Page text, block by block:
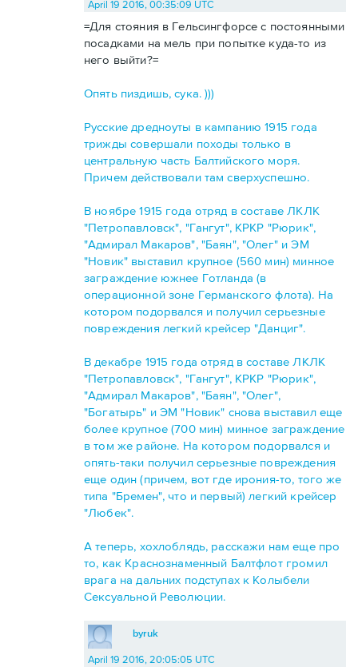
April 19 2016, 00:35:09 UTC
=Для стояния в Гельсингфорсе с постоянными
посадками на мель при попытке куда-то из
него выйти?=
Опять пиздишь, сука. )))
Русские дредноуты в кампанию 1915 года
трижды совершали походы только в
центральную часть Балтийского моря.
Причем действовали там сверхуспешно.
В ноябре 1915 года отряд в составе ЛКЛК
"Петропавловск", "Гангут", КРКР "Рюрик",
"Адмирал Макаров", "Баян", "Олег" и ЭМ
"Новик" выставил крупное (560 мин) минное
заграждение южнее Готланда (в
операционной зоне Германского флота). На
котором подорвался и получил серьезные
повреждения легкий крейсер "Данциг".
В декабре 1915 года отряд в составе ЛКЛК
"Петропавловск", "Гангут", КРКР "Рюрик",
"Адмирал Макаров", "Баян", "Олег",
"Богатырь" и ЭМ "Новик" снова выставил еще
более крупное (700 мин) минное заграждение
в том же районе. На котором подорвался и
опять-таки получил серьезные повреждения
еще один (причем, вот где ирония-то, того же
типа "Бремен", что и первый) легкий крейсер
"Любек".
А теперь, хохлоблядь, расскажи нам еще про
то, как Краснознаменный Балтфлот громил
врага на дальних подступах к Колыбели
Сексуальной Революции.
byruk
April 19 2016, 20:05:05 UTC